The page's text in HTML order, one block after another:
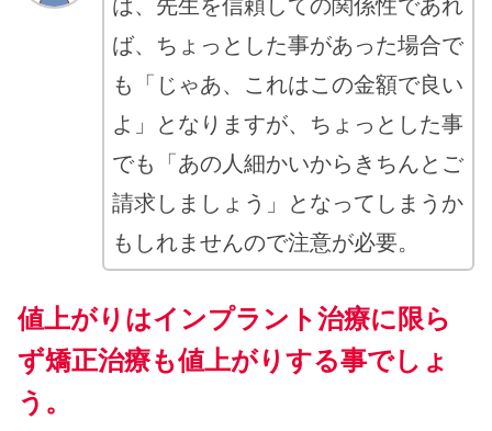
ば、ちょっとした事があった場合で
も「じゃあ、これはこの金額で良い
よ」となりますが、ちょっとした事
でも「あの人細かいからきちんとご
請求しましょう」となってしまうか
もしれませんので注意が必要。
値上がりはインプラント治療に限ら
ず矯正治療も値上がりする事でしょ
う。